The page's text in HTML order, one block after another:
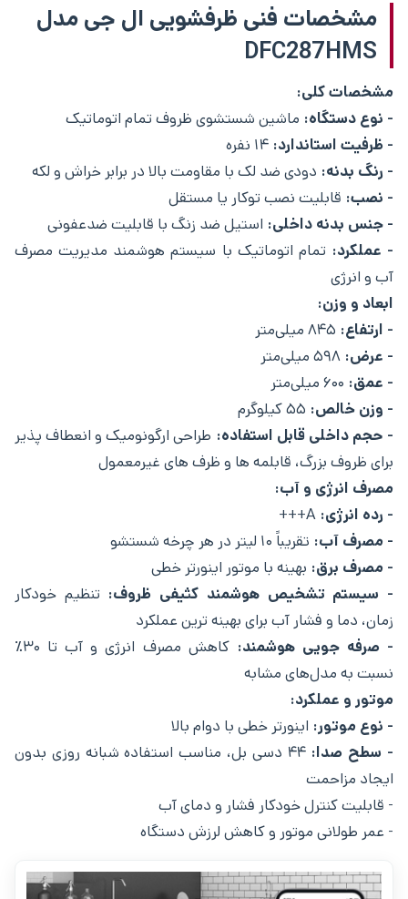
مشخصات فنی ظرفشویی ال جی مدل
DFC287HMS
مشخصات کلی:
- نوع دستگاه: ماشین شستشوی ظروف تمام اتوماتیک
- ظرفیت استاندارد:
- رنگ بدنه: دودی ضد لک با مقاومت بالا در برابر خراش و لکه
- نصب: قابلیت نصب توکار یا مستقل
- جنس بدنه داخلی: استیل ضد زنگ با قابلیت ضدعفونی
- عملکرد: تمام اتوماتیک با سیستم هوشمند مدیریت مصرف
آب و انرژی
ابعاد و وزن:
- ارتفاع:
- عرض:
- عمق: ۶۰۰ میلی‌متر
- وزن خالص:
- حجم داخلی قابل استفاده: طراحی ارگونومیک و انعطاف ‌پذیر
برای ظروف بزرگ، قابلمه‌ ها و ظرف‌ های غیرمعمول
مصرف انرژی و آب:
- رده انرژی:
- مصرف آب: تقریباً ۱۰ لیتر در هر چرخه شستشو
- مصرف برق: بهینه با موتور اینورتر خطی
- سیستم تشخیص هوشمند کثیفی ظروف: تنظیم خودکار
زمان، دما و فشار آب برای بهینه ‌ترین عملکرد
- صرفه ‌جویی هوشمند:
کاهش مصرف انرژی و آب تا ۳۰٪
نسبت به مدل‌های مشابه
موتور و عملکرد:
- نوع موتور: اینورتر خطی با دوام بالا
- سطح صدا:
۴۴ دسی‌ بل، مناسب استفاده شبانه‌ روزی بدون
ایجاد مزاحمت
- قابلیت کنترل خودکار فشار و دمای آب
- عمر طولانی موتور و کاهش لرزش دستگاه